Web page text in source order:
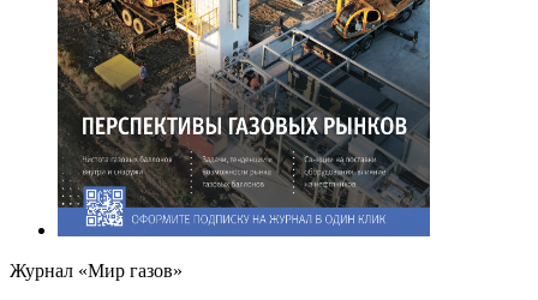
Журнал «Мир газов»